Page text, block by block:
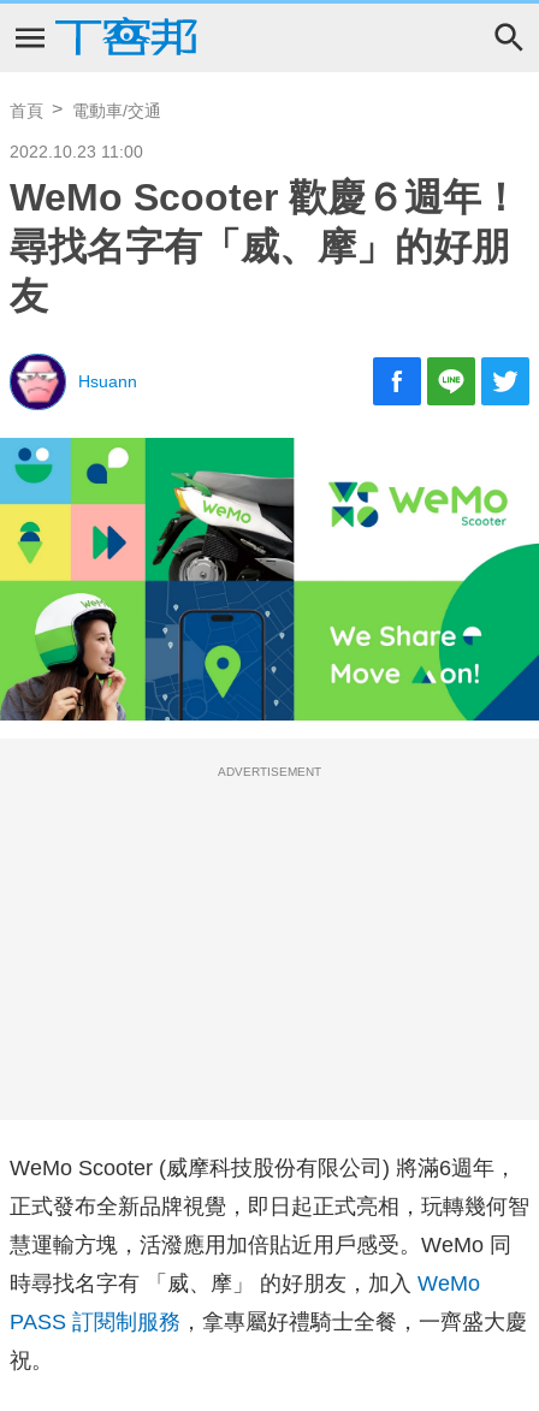
首頁 電動車/交通
2022.10.23 11:00
WeMo Scooter 歡慶６週年！
尋找名字有「威、摩」的好朋
友
Hsuann
ADVERTISEMENT
WeMo Scooter (威摩科技股份有限公司) 將滿6週年，
正式發布全新品牌視覺，即日起正式亮相，玩轉幾何智
慧運輸方塊， 活潑應用加倍貼近用戶感受。WeMo 同
時尋找名字有 「威、摩」 的好朋友，加入 WeMo
PASS 訂閱制服務 ，拿專屬好禮騎士全餐，一齊盛大慶
祝。